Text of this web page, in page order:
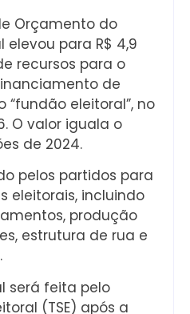
Orçamento do
elevou para R$ 4,9
recursos para o
de
“fundão eleitoral”, no
O valor iguala o
de 2024.
pelos partidos para
eleitorais, incluindo
produção
estrutura de rua e
será feita pelo
(TSE) após a